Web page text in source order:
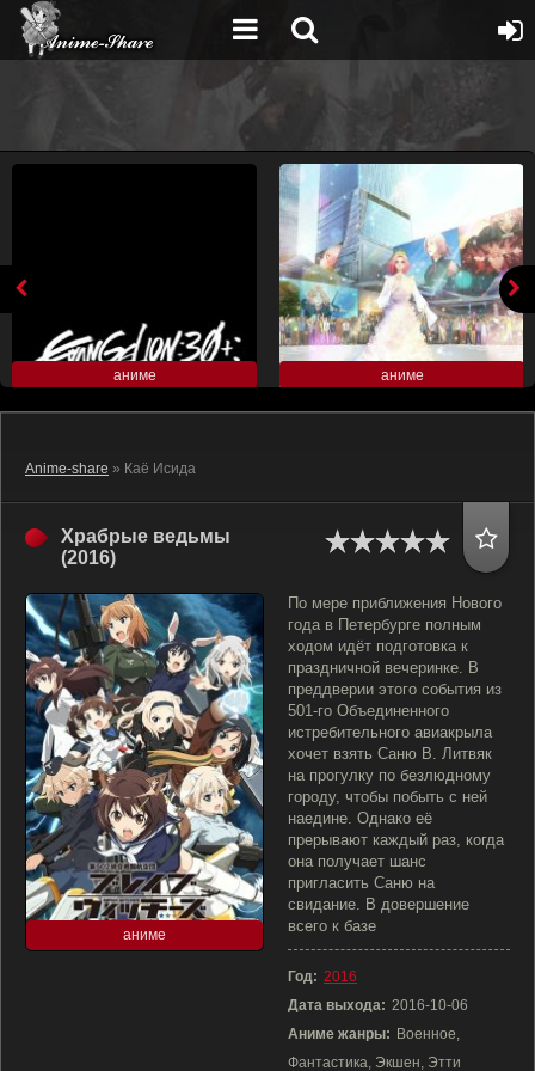
аниме аниме
Anime-share » Каё Исида
Храбрые ведьмы
(2016)
аниме
По мере приближения Нового
года в Петербурге полным
ходом идёт подготовка к
праздничной вечеринке. В
преддверии этого события из
501-го Объединенного
истребительного авиакрыла
хочет взять Саню В. Литвяк
на прогулку по безлюдному
городу, чтобы побыть с ней
наедине. Однако её
прерывают каждый раз, когда
она получает шанс
пригласить Саню на
свидание. В довершение
всего к базе
Год: 2016
Дата выхода: 2016-10-06
Аниме жанры: Военное,
Фантастика, Экшен, Этти